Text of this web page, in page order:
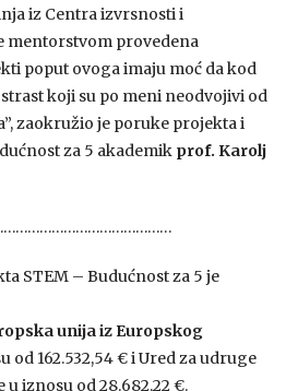
iz Centra izvrsnosti i
mentorstvom provedena
poput ovoga imaju moć da kod
koji su po meni neodvojivi od
zaokružio je poruke projekta i
za 5 akademik prof. Karolj
STEM – Budućnost za 5 je
unija iz Europskog
od 162.532,54 € i Ured za udruge
iznosu od 28.682,22 €.